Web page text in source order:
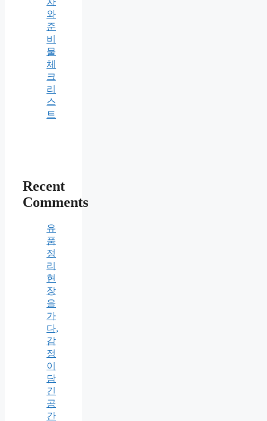
와
준
비
물
체
크
리
스
트
Recent
Comments
유
품
정
리
현
장
을
가
다,
감
정
이
담
긴
공
간